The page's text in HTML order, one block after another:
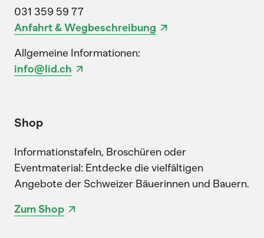
031 359 59 77
Anfahrt & Wegbeschreibung
Allgemeine Informationen:
info@lid.ch
Shop
Informationstafeln, Broschüren oder
Eventmaterial: Entdecke die vielfältigen
Angebote der Schweizer Bäuerinnen und Bauern.
Zum Shop